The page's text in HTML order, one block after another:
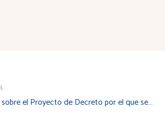
Dictamen sobre el Proyecto de Decreto por el que se aprueba el Reglamento General de turismo de La Rioja